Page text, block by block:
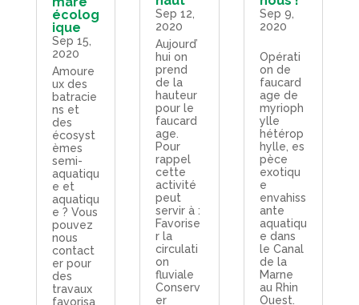
écolog
ique
Sep 15,
2020
Amoure
ux des
batracie
ns et
des
écosyst
èmes
semi-
aquatiqu
e et
aquatiqu
e ? Vous
pouvez
nous
contact
er pour
des
travaux
favorisa
Sep 12,
2020
Aujourd’
hui on
prend
de la
hauteur
pour le
faucard
age.
Pour
rappel
cette
activité
peut
servir à :
Favorise
r la
circulati
on
fluviale
Conserv
er
Sep 9,
2020
Opérati
on de
faucard
age de
myrioph
ylle
hétérop
hylle, es
pèce
exotiqu
e
envahiss
ante
aquatiqu
e dans
le Canal
de la
Marne
au Rhin
Ouest.